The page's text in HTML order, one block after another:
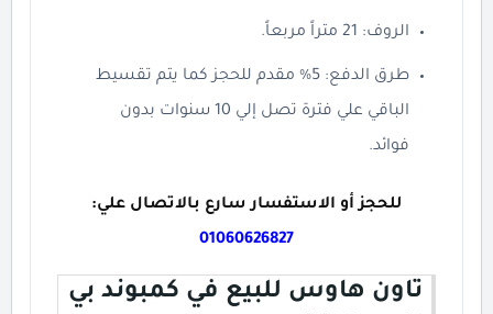
الروف: 21 متراً مربعاً.
طرق الدفع: 5% مقدم للحجز كما يتم تقسيط
الباقي علي فترة تصل إلي 10 سنوات بدون
فوائد.
للحجز أو الاستفسار سارع بالاتصال علي:
01060626827
تاون هاوس للبيع في كمبوند بي